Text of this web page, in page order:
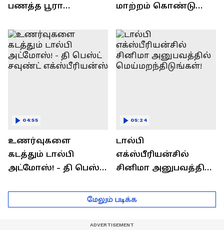
பணத்த பூரா
எப்படினு
தெரிஞ்சுக்கணுமா?
மாற்றம் கொண்டு
PC"
உணர்வுகளை
கடத்தும் டால்பி
அட்மோஸ்! - தி பெஸ்ட்
எக்ஸ்பீரியன்ஸ்
04:55
டால்பி
எக்ஸ்பீரியன்சில்
சினிமா அனுபவத்தில்
05:24
மேலும் படிக்க